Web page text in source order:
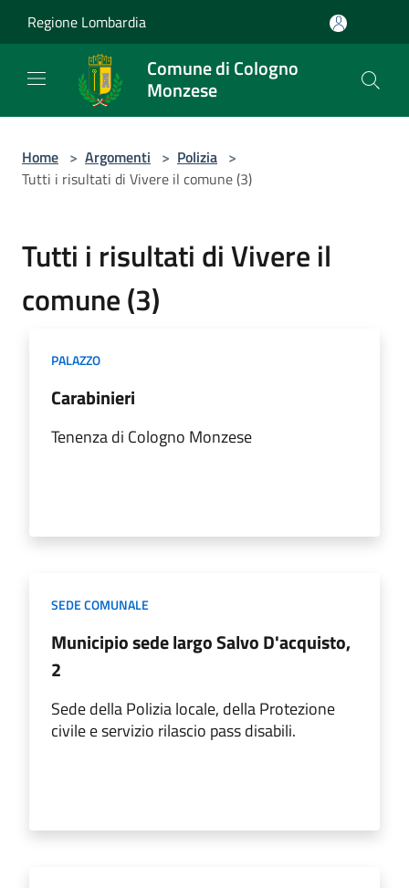
Regione Lombardia
Comune di Cologno
Monzese
Home > Argomenti > Polizia >
Tutti i risultati di Vivere il comune (3)
Tutti i risultati di Vivere il
comune (3)
PALAZZO
Carabinieri
Tenenza di Cologno Monzese
SEDE COMUNALE
Municipio sede largo Salvo D'acquisto,
2
Sede della Polizia locale, della Protezione
civile e servizio rilascio pass disabili.